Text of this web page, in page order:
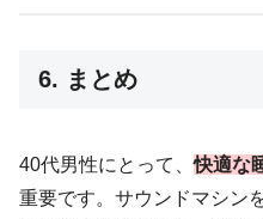
6. まとめ
40代男性にとって、快適な
重要です。サウンドマシン